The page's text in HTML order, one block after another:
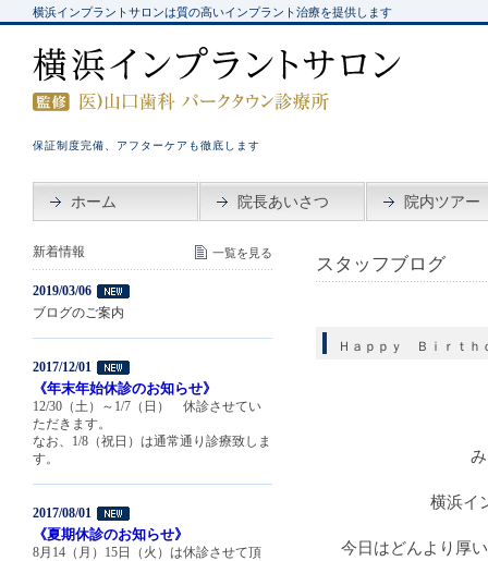
横浜インプラントサロンは質の高いインプラント治療を提供します
保証制度完備、アフターケアも徹底します
ホーム 院長あいさつ 院内ツアー
スタッフブログ
Ｈａｐｐｙ Ｂｉｒｔｈ
横浜イ
今日はどんより厚
新着情報 一覧を見る
2019/03/06
ブログのご案内
2017/12/01
《年末年始休診のお知らせ》
12/30（土）～1/7（日） 休診させてい
ただきます。
なお、1/8（祝日）は通常通り診療致しま
す。
2017/08/01
《夏期休診のお知らせ》
8月14（月）15日（火）は休診させて頂